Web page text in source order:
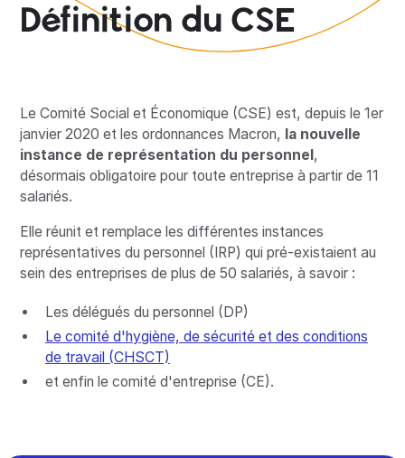
Définition du CSE
Le Comité Social et Économique (CSE) est, depuis le 1er
janvier 2020 et les ordonnances Macron, la nouvelle
instance de représentation du personnel ,
désormais obligatoire pour toute entreprise à partir de 11
salariés.
Elle réunit et remplace les différentes instances
représentatives du personnel (IRP) qui pré-existaient au
sein des entreprises de plus de 50 salariés, à savoir :
Les délégués du personnel (DP)
Le comité d'hygiène, de sécurité et des conditions
de travail (CHSCT)
et enfin le comité d'entreprise (CE).